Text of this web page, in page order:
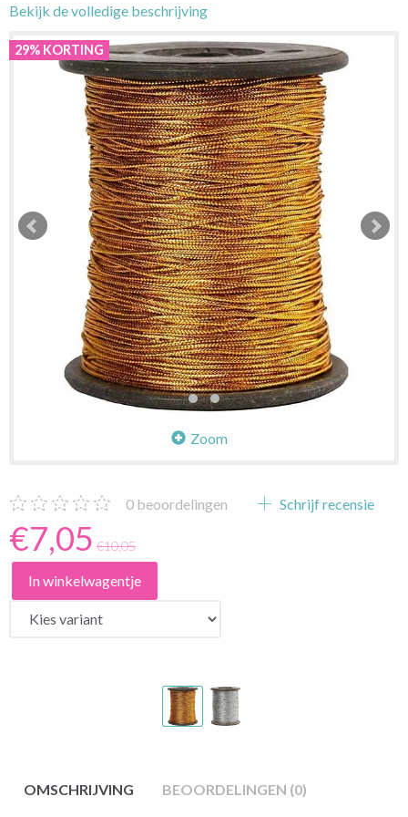
Bekijk de volledige beschrijving
29% KORTING
Zoom
0 beoordelingen Schrijf recensie
€7,05 €10,05
In winkelwagentje
OMSCHRIJVING BEOORDELINGEN (0)